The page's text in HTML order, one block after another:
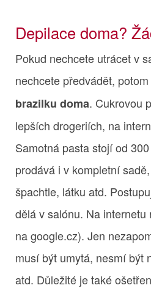
Depilace doma?
Pokud nechcete utrácet v
nechcete předvádět, potom
brazilku doma. Cukrovou
lepších drogeriích, na
Samotná pasta stojí od
prodává i v kompletní
špachtle, látku atd.
dělá v salónu. Na internetu
na google.cz). Jen
musí být umytá, nesmí být
atd. Důležité je také